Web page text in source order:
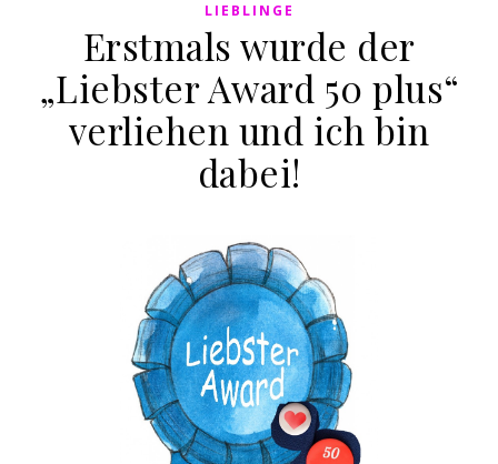
LIEBLINGE
Erstmals wurde der
„Liebster Award 50 plus“
verliehen und ich bin
dabei!